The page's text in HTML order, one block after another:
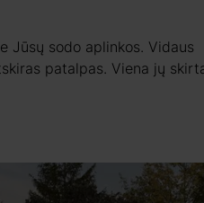
Jūsų sodo aplinkos. Vidaus
patalpas. Viena jų